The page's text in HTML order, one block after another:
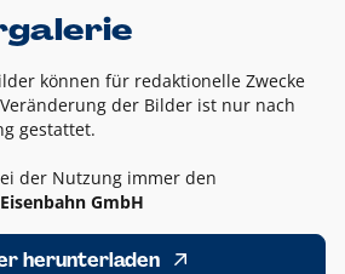
können für redaktionelle Zwecke
der Bilder ist nur nach
gestattet.
der Nutzung immer den
GmbH
herunterladen